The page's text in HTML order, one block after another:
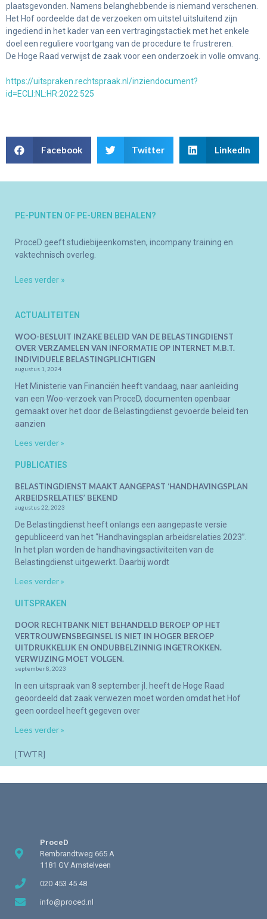
plaatsgevonden. Namens belanghebbende is niemand verschenen.
Het Hof oordeelde dat de verzoeken om uitstel uitsluitend zijn
ingediend in het kader van een vertragingstactiek met het enkele
doel een reguliere voortgang van de procedure te frustreren.
De Hoge Raad verwijst de zaak voor een onderzoek in volle omvang.
https://uitspraken.rechtspraak.nl/inziendocument?
id=ECLI:NL:HR:2022:525
Facebook Twitter LinkedIn
PE-PUNTEN OF PE-UREN BEHALEN?
ProceD geeft studiebijeenkomsten, incompany training en
vaktechnisch overleg.
Lees verder »
ACTUALITEITEN
WOO-BESLUIT INZAKE BELEID VAN DE BELASTINGDIENST
OVER VERZAMELEN VAN INFORMATIE OP INTERNET M.B.T.
INDIVIDUELE BELASTINGPLICHTIGEN
augustus 1, 2024
Het Ministerie van Financiën heeft vandaag, naar aanleiding
van een Woo-verzoek van ProceD, documenten openbaar
gemaakt over het door de Belastingdienst gevoerde beleid ten
aanzien
Lees verder »
PUBLICATIES
BELASTINGDIENST MAAKT AANGEPAST ‘HANDHAVINGSPLAN
ARBEIDSRELATIES’ BEKEND
augustus 22, 2023
De Belastingdienst heeft onlangs een aangepaste versie
gepubliceerd van het “Handhavingsplan arbeidsrelaties 2023”.
In het plan worden de handhavingsactiviteiten van de
Belastingdienst uitgewerkt. Daarbij wordt
Lees verder »
UITSPRAKEN
DOOR RECHTBANK NIET BEHANDELD BEROEP OP HET
VERTROUWENSBEGINSEL IS NIET IN HOGER BEROEP
UITDRUKKELIJK EN ONDUBBELZINNIG INGETROKKEN.
VERWIJZING MOET VOLGEN.
september 8, 2023
In een uitspraak van 8 september jl. heeft de Hoge Raad
geoordeeld dat zaak verwezen moet worden omdat het Hof
geen oordeel heeft gegeven over
Lees verder »
[TWTR]
ProceD
Rembrandtweg 665 A
1181 GV Amstelveen
020 453 45 48
info@proced.nl